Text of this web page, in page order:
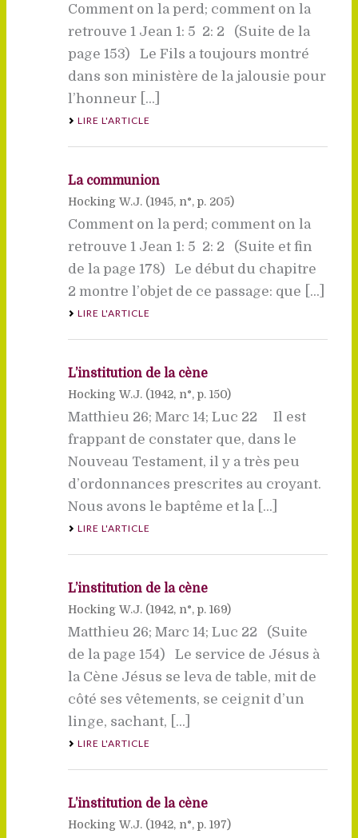
Comment on la perd; comment on la
retrouve 1 Jean 1: 5  2: 2 (Suite de la
page 153) Le Fils a toujours montré
dans son ministère de la jalousie pour
l’honneur [...]
LIRE L'ARTICLE
La communion
Hocking W.J. (1945, n°, p. 205)
Comment on la perd; comment on la
retrouve 1 Jean 1: 5  2: 2 (Suite et fin
de la page 178) Le début du chapitre
2 montre l’objet de ce passage: que [...]
LIRE L'ARTICLE
L’institution de la cène
Hocking W.J. (1942, n°, p. 150)
Matthieu 26; Marc 14; Luc 22 Il est
frappant de constater que, dans le
Nouveau Testament, il y a très peu
d’ordonnances prescrites au croyant.
Nous avons le baptême et la [...]
LIRE L'ARTICLE
L’institution de la cène
Hocking W.J. (1942, n°, p. 169)
Matthieu 26; Marc 14; Luc 22 (Suite
de la page 154) Le service de Jésus à
la Cène Jésus se leva de table, mit de
côté ses vêtements, se ceignit d’un
linge, sachant, [...]
LIRE L'ARTICLE
L’institution de la cène
Hocking W.J. (1942, n°, p. 197)